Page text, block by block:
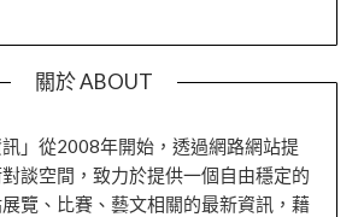
關於 ABOUT
訊」從2008年開始，透過網路網站提
談空間，致力於提供一個自由穩定的
覽、比賽、藝文相關的最新資訊，藉